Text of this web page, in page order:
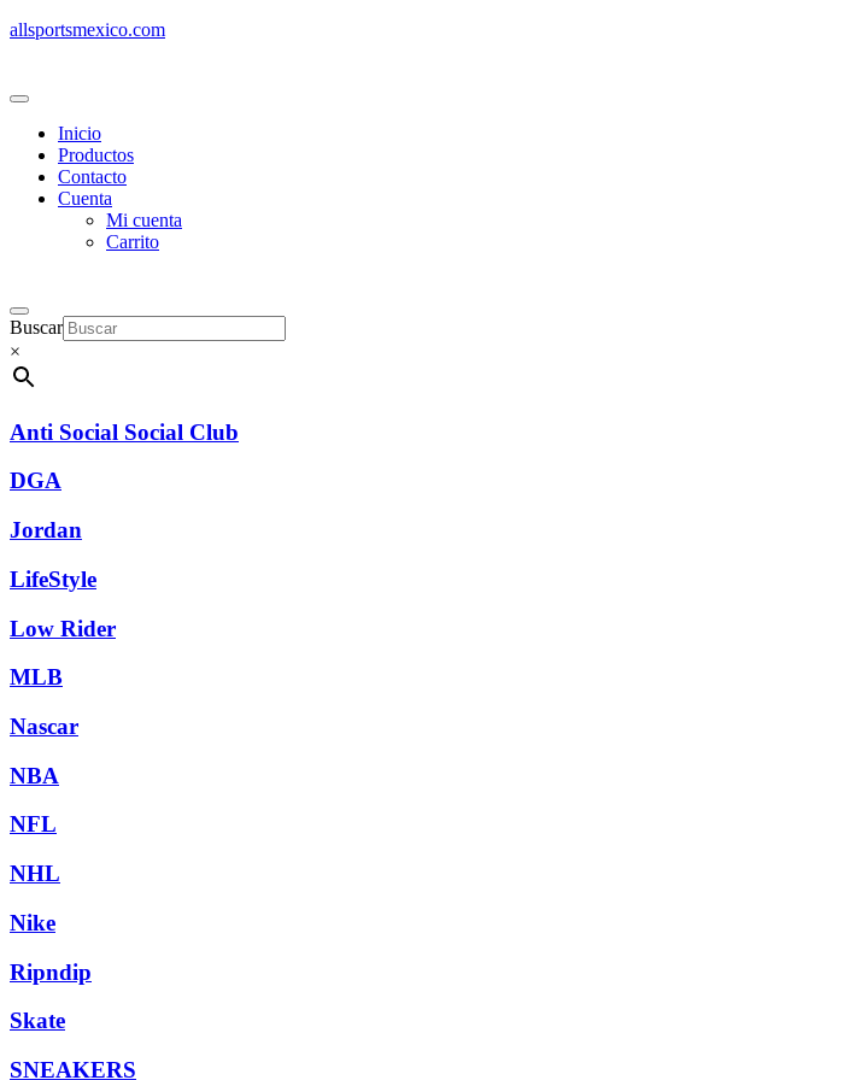
allsportsmexico.com
Inicio
Productos
Contacto
Cuenta
Mi cuenta
Carrito
Buscar
×
Anti Social Social Club
DGA
Jordan
LifeStyle
Low Rider
MLB
Nascar
NBA
NFL
NHL
Nike
Ripndip
Skate
SNEAKERS